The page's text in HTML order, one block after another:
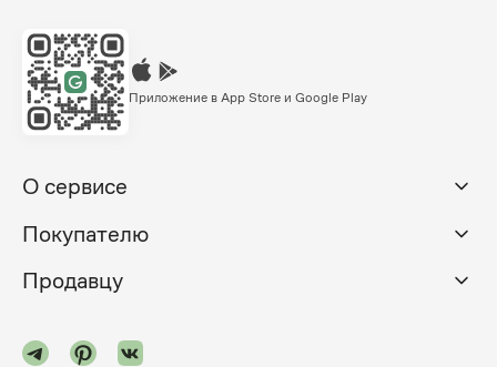
Приложение в App Store и Google Play
О сервисе
Покупателю
Продавцу